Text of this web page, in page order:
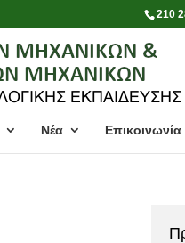
210
Νέα Επικοινωνία